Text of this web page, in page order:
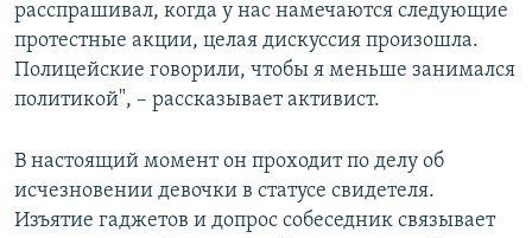
расспрашивал, когда у нас намечаются следующие
протестные акции, целая дискуссия произошла.
Полицейские говорили, чтобы я меньше занимался
политикой", – рассказывает активист.
В настоящий момент он проходит по делу об
исчезновении девочки в статусе свидетеля.
Изъятие гаджетов и допрос собеседник связывает